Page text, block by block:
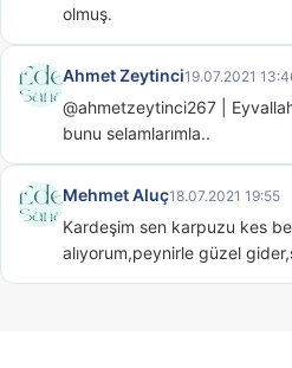
olmuş.
Ahmet Zeytinci19.07.2021
@ahmetzeytinci267 |
bunu selamlarımla..
Mehmet Aluç18.07.2021 19:55
Kardeşim sen karpuzu kes
alıyorum,peynirle güzel